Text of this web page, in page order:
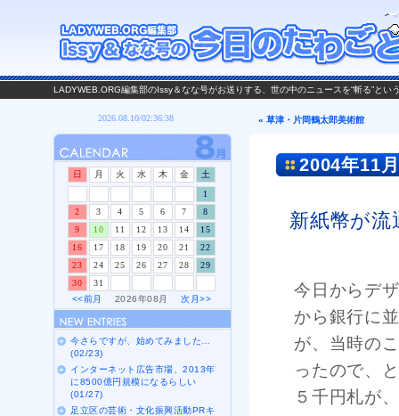
LADYWEB.ORG編集部のIssy＆なな号がお送りする、世の中のニュースを“斬る”と
« 草津・片岡鶴太郎美術館
2004年11
新紙幣が流
今日からデ
から銀行に
が、当時の
ったので、
５千円札が
日 月 火 水 木 金
土
1
2
3 4 5 6 7
8
9
10 11 12 13 14
15
16
17 18 19 20 21
22
23
24 25 26 27 28
29
30
31
<<前月
2026年08月次月>>
今さらですが、始めてみました…
(02/23)
インターネット広告市場、2013年
に8500億円規模になるらしい
(01/27)
足立区の芸術・文化振興活動PRキ